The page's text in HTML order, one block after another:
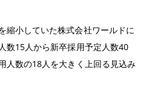
縮小していた株式会社ワールドに
数15人から新卒採用予定人数40
人数の18人を大きく上回る見込み